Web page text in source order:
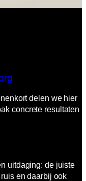
delen we hier
concrete resultaten
uitdaging: de juiste
en daarbij ook